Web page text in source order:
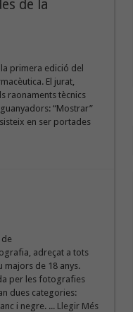
de la
primera edició del
El jurat,
raonaments tècnics
“Mostrar”
en ser portades
de
adreçat a tots
majors de 18 anys.
per les fotografies
dues categories:
i negre. ... Llegir Més